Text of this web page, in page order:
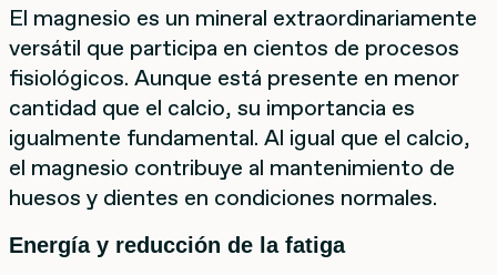
El magnesio es un mineral extraordinariamente
versátil que participa en cientos de procesos
fisiológicos. Aunque está presente en menor
cantidad que el calcio, su importancia es
igualmente fundamental. Al igual que el calcio,
el magnesio contribuye al mantenimiento de
huesos y dientes en condiciones normales.
Energía y reducción de la fatiga